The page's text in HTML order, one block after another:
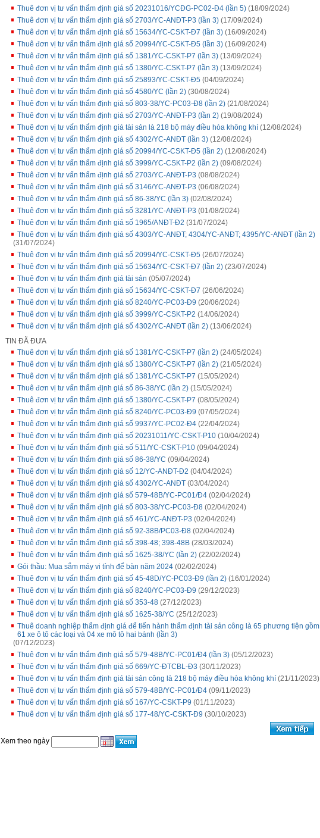
Thuê đơn vị tư vấn thẩm định giá số 20231016/YCĐG-PC02-Đ4 (lần 5) (18/09/2024)
Thuê đơn vị tư vấn thẩm định giá số 2703/YC-ANĐT-P3 (lần 3) (17/09/2024)
Thuê đơn vị tư vấn thẩm định giá số 15634/YC-CSKT-Đ7 (lần 3) (16/09/2024)
Thuê đơn vị tư vấn thẩm định giá số 20994/YC-CSKT-Đ5 (lần 3) (16/09/2024)
Thuê đơn vị tư vấn thẩm định giá số 1381/YC-CSKT-P7 (lần 3) (13/09/2024)
Thuê đơn vị tư vấn thẩm định giá số 1380/YC-CSKT-P7 (lần 3) (13/09/2024)
Thuê đơn vị tư vấn thẩm định giá số 25893/YC-CSKT-Đ5 (04/09/2024)
Thuê đơn vị tư vấn thẩm định giá số 4580/YC (lần 2) (30/08/2024)
Thuê đơn vị tư vấn thẩm định giá số 803-38/YC-PC03-Đ8 (lần 2) (21/08/2024)
Thuê đơn vị tư vấn thẩm định giá số 2703/YC-ANĐT-P3 (lần 2) (19/08/2024)
Thuê đơn vị tư vấn thẩm định giá tài sản là 218 bộ máy điều hòa không khí (12/08/2024)
Thuê đơn vị tư vấn thẩm định giá số 4302/YC-ANĐT (lần 3) (12/08/2024)
Thuê đơn vị tư vấn thẩm định giá số 20994/YC-CSKT-Đ5 (lần 2) (12/08/2024)
Thuê đơn vị tư vấn thẩm định giá số 3999/YC-CSKT-P2 (lần 2) (09/08/2024)
Thuê đơn vị tư vấn thẩm định giá số 2703/YC-ANĐT-P3 (08/08/2024)
Thuê đơn vị tư vấn thẩm định giá số 3146/YC-ANĐT-P3 (06/08/2024)
Thuê đơn vị tư vấn thẩm định giá số 86-38/YC (lần 3) (02/08/2024)
Thuê đơn vị tư vấn thẩm định giá số 3281/YC-ANĐT-P3 (01/08/2024)
Thuê đơn vị tư vấn thẩm định giá số 1965/ANĐT-Đ2 (31/07/2024)
Thuê đơn vị tư vấn thẩm định giá số 4303/YC-ANĐT; 4304/YC-ANĐT; 4395/YC-ANĐT (lần 2)
(31/07/2024)
Thuê đơn vị tư vấn thẩm định giá số 20994/YC-CSKT-Đ5 (26/07/2024)
Thuê đơn vị tư vấn thẩm định giá số 15634/YC-CSKT-Đ7 (lần 2) (23/07/2024)
Thuê đơn vị tư vấn thẩm định giá tài sản (05/07/2024)
Thuê đơn vị tư vấn thẩm định giá số 15634/YC-CSKT-Đ7 (26/06/2024)
Thuê đơn vị tư vấn thẩm định giá số 8240/YC-PC03-Đ9 (20/06/2024)
Thuê đơn vị tư vấn thẩm định giá số 3999/YC-CSKT-P2 (14/06/2024)
Thuê đơn vị tư vấn thẩm định giá số 4302/YC-ANĐT (lần 2) (13/06/2024)
TIN ĐÃ ĐƯA
Thuê đơn vị tư vấn thẩm định giá số 1381/YC-CSKT-P7 (lần 2) (24/05/2024)
Thuê đơn vị tư vấn thẩm định giá số 1380/YC-CSKT-P7 (lần 2) (21/05/2024)
Thuê đơn vị tư vấn thẩm định giá số 1381/YC-CSKT-P7 (15/05/2024)
Thuê đơn vị tư vấn thẩm định giá số 86-38/YC (lần 2) (15/05/2024)
Thuê đơn vị tư vấn thẩm định giá số 1380/YC-CSKT-P7 (08/05/2024)
Thuê đơn vị tư vấn thẩm định giá số 8240/YC-PC03-Đ9 (07/05/2024)
Thuê đơn vị tư vấn thẩm định giá số 9937/YC-PC02-Đ4 (22/04/2024)
Thuê đơn vị tư vấn thẩm định giá số 20231011/YC-CSKT-P10 (10/04/2024)
Thuê đơn vị tư vấn thẩm định giá số 511/YC-CSKT-P10 (09/04/2024)
Thuê đơn vị tư vấn thẩm định giá số 86-38/YC (09/04/2024)
Thuê đơn vị tư vấn thẩm định giá số 12/YC-ANĐT-Đ2 (04/04/2024)
Thuê đơn vị tư vấn thẩm định giá số 4302/YC-ANĐT (03/04/2024)
Thuê đơn vị tư vấn thẩm định giá số 579-48B/YC-PC01/Đ4 (02/04/2024)
Thuê đơn vị tư vấn thẩm định giá số 803-38/YC-PC03-Đ8 (02/04/2024)
Thuê đơn vị tư vấn thẩm định giá số 461/YC-ANĐT-P3 (02/04/2024)
Thuê đơn vị tư vấn thẩm định giá số 92-38B/PC03-Đ8 (02/04/2024)
Thuê đơn vị tư vấn thẩm định giá số 398-48; 398-48B (28/03/2024)
Thuê đơn vị tư vấn thẩm định giá số 1625-38/YC (lần 2) (22/02/2024)
Gói thầu: Mua sắm máy vi tính để bàn năm 2024 (02/02/2024)
Thuê đơn vị tư vấn thẩm định giá số 45-48D/YC-PC03-Đ9 (lần 2) (16/01/2024)
Thuê đơn vị tư vấn thẩm định giá số 8240/YC-PC03-Đ9 (29/12/2023)
Thuê đơn vị tư vấn thẩm định giá số 353-48 (27/12/2023)
Thuê đơn vị tư vấn thẩm định giá số 1625-38/YC (25/12/2023)
Thuê doanh nghiệp thẩm định giá để tiến hành thẩm định tài sản công là 65 phương tiện gồm
61 xe ô tô các loại và 04 xe mô tô hai bánh (lần 3)
(07/12/2023)
Thuê đơn vị tư vấn thẩm định giá số 579-48B/YC-PC01/Đ4 (lần 3) (05/12/2023)
Thuê đơn vị tư vấn thẩm định giá số 669/YC-ĐTCBL-Đ3 (30/11/2023)
Thuê đơn vị tư vấn thẩm định giá tài sản công là 218 bộ máy điều hòa không khí (21/11/2023)
Thuê đơn vị tư vấn thẩm định giá số 579-48B/YC-PC01/Đ4 (09/11/2023)
Thuê đơn vị tư vấn thẩm định giá số 167/YC-CSKT-P9 (01/11/2023)
Thuê đơn vị tư vấn thẩm định giá số 177-48/YC-CSKT-Đ9 (30/10/2023)
Xem theo ngày